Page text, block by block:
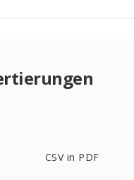
CSV in PDF